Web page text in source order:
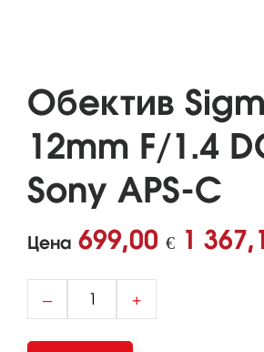
Обектив
12mm F/1.4
Sony APS-C
Цена 699,00 € 1
– +